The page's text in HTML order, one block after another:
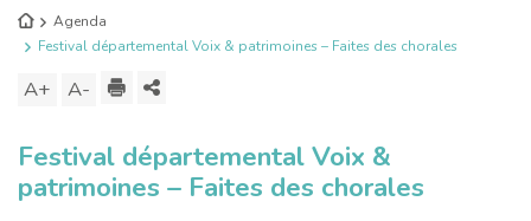
site
Retour
à
Agenda
Festival départemental Voix & patrimoines – Faites des chorales
A+ Augmenter
taille
du
A- Diminuer
taille
du
Imprimer
contenu
Festival départemental Voix &
patrimoines – Faites des chorales